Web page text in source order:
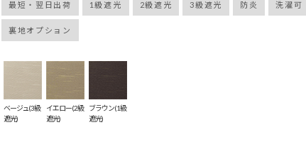
最短・翌日出荷 1級遮光 2級遮光 3級遮光 防炎 洗濯可
裏地オプション
ベージュ(3級
遮光)
イエロー(2級
遮光)
ブラウン(1級
遮光)